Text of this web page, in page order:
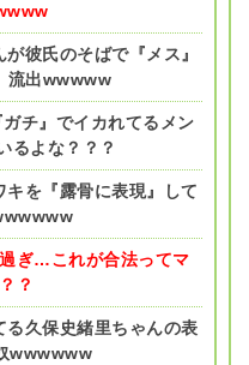
彼氏のそばで『メス』
流出wwwww
ガチ』でイカれてるメン
るよな？？？
キを『露骨に表現』して
ぎ…これが合法ってマ
？
る久保史緒里ちゃんの表
wwwwww